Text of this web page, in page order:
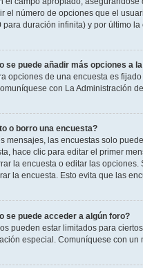
el número de opciones que el
para duración infinita) y por último
se puede añadir más opciones a
opciones de una encuesta es
con La Administración
o borro una encuesta?
mensajes, las encuestas solo
hace clic para editar el primer
la encuesta o editar las
la encuesta. Esto evita que las
se puede acceder a algún foro?
pueden estar limitados para
especial. Comuníquese con